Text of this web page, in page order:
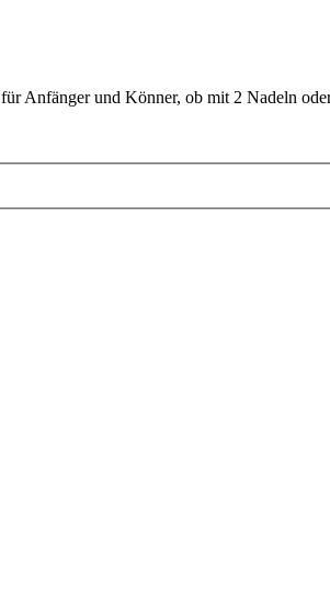
Anfänger und Könner, ob mit 2 Nadeln